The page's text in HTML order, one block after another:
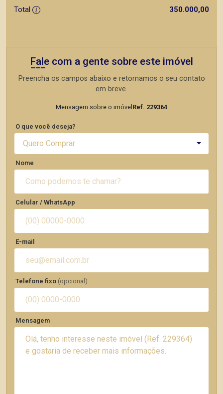
Total 350.000,00
Fale com a gente sobre este imóvel
Preencha os campos abaixo e retornamos o seu contato
em breve.
Mensagem sobre o imóvel Ref. 229364
O que você deseja?
Quero Comprar
Nome
Celular / WhatsApp
E-mail
Telefone fixo (opcional)
Mensagem